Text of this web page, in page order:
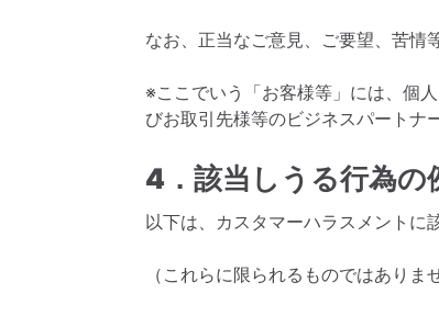
なお、正当なご意見、ご要望、苦情
※ここでいう「お客様等」には、個
びお取引先様等のビジネスパートナ
4．該当しうる行為の
以下は、カスタマーハラスメントに
（これらに限られるものではありま